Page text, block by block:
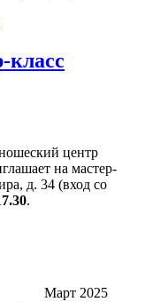
класс
центр
на мастер-
д. 34 (вход со
.
Март 2025